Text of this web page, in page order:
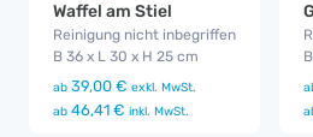
Waffel am Stiel
Reinigung nicht inbegriffen
B 36 x L 30 x H 25 cm
ab 39,00 € exkl. MwSt.
ab 46,41 € inkl. MwSt.